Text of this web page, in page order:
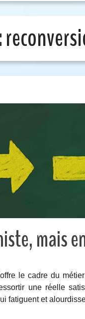
mais
le cadre du
une réelle
fatiguent et